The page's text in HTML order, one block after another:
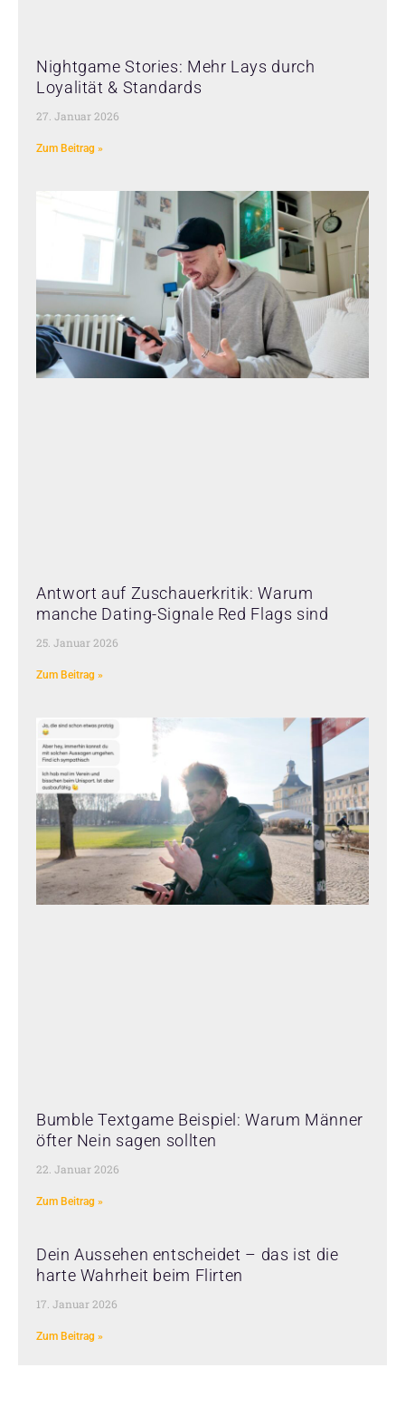
Nightgame Stories: Mehr Lays durch
Loyalität & Standards
27. Januar 2026
Zum Beitrag »
Antwort auf Zuschauerkritik: Warum
manche Dating-Signale Red Flags sind
25. Januar 2026
Zum Beitrag »
Bumble Textgame Beispiel: Warum Männer
öfter Nein sagen sollten
22. Januar 2026
Zum Beitrag »
Dein Aussehen entscheidet – das ist die
harte Wahrheit beim Flirten
17. Januar 2026
Zum Beitrag »